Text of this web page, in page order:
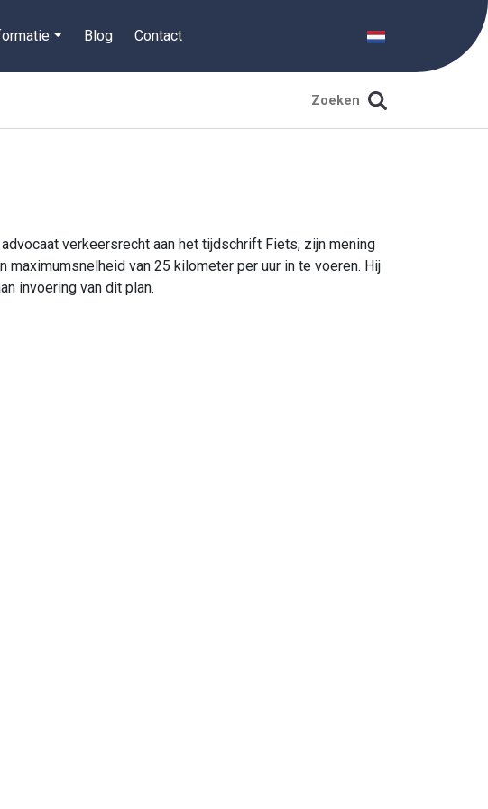
Blog Contact
verkeersrecht aan het tijdschrift Fiets, zijn mening
maximumsnelheid van 25 kilometer per uur in te voeren. Hij
invoering van dit plan.